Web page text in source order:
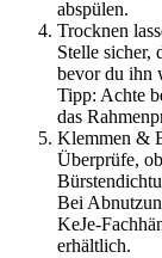
abspülen.
Trocknen
Stelle sicher,
bevor du ihn
Tipp: Achte
das
Klemmen &
Überprüfe,
Bei
KeJe-
erhältlich.